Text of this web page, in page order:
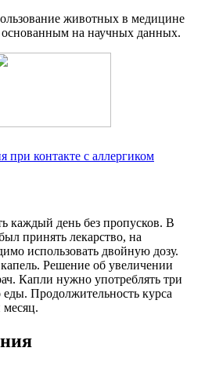
животных в медицине
на научных данных.
при контакте с аллергиком
каждый день без пропусков. В
принять лекарство, на
использовать двойную дозу.
Решение об увеличении
Капли нужно употреблять три
еды. Продолжительность курса
месяц.